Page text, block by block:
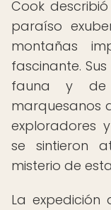
Cook
paraíso
montañas
fascinante.
fauna y
marquesanos
exploradores
se sintieron
misterio de
La expedición